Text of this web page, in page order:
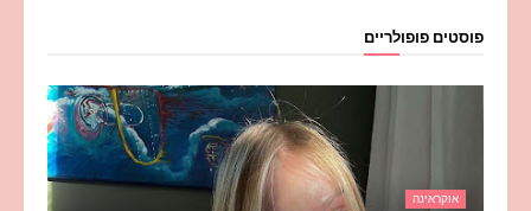
פוסטים פופולריים
אוקראינה